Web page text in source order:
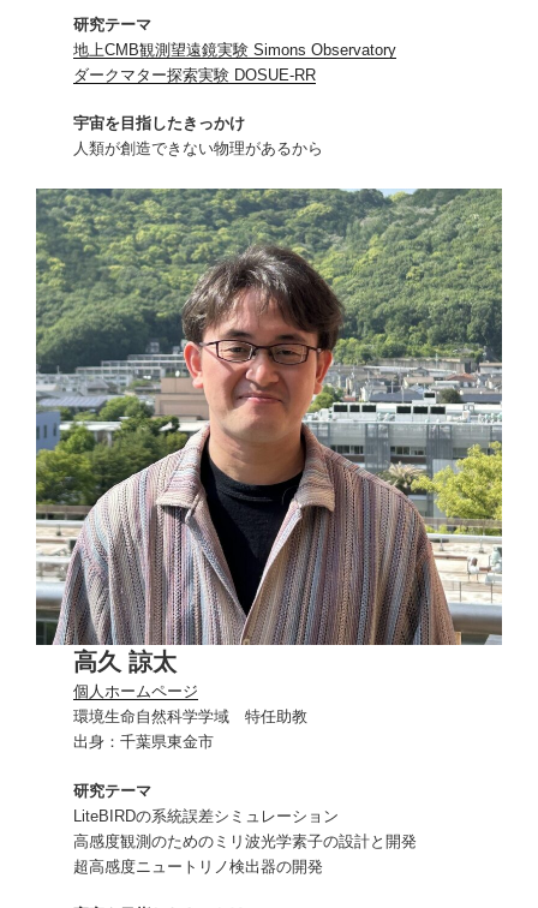
研究テーマ
地上CMB観測望遠鏡実験 Simons Observatory
ダークマター探索実験 DOSUE-RR
宇宙を目指したきっかけ
人類が創造できない物理があるから
高久 諒太
個人ホームページ
環境生命自然科学学域 特任助教
出身：千葉県東金市
研究テーマ
LiteBIRDの系統誤差シミュレーション
高感度観測のためのミリ波光学素子の設計と開発
超高感度ニュートリノ検出器の開発